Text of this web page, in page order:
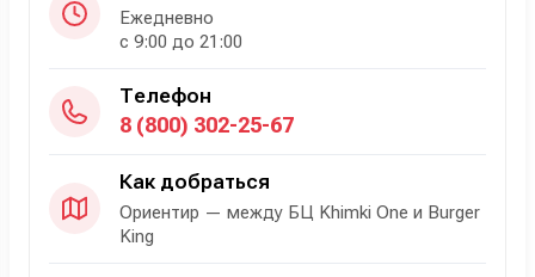
Ежедневно
с 9:00 до 21:00
Телефон
8 (800) 302-25-67
Как добраться
Ориентир — между БЦ Khimki One и Burger
King